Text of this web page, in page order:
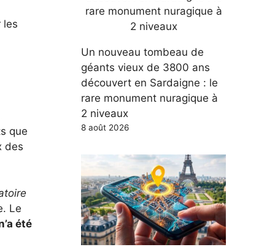
les
que
des
Le
été
Un nouveau tombeau de
géants vieux de 3800 ans
découvert en Sardaigne : le
rare monument nuragique à
2 niveaux
8 août 2026